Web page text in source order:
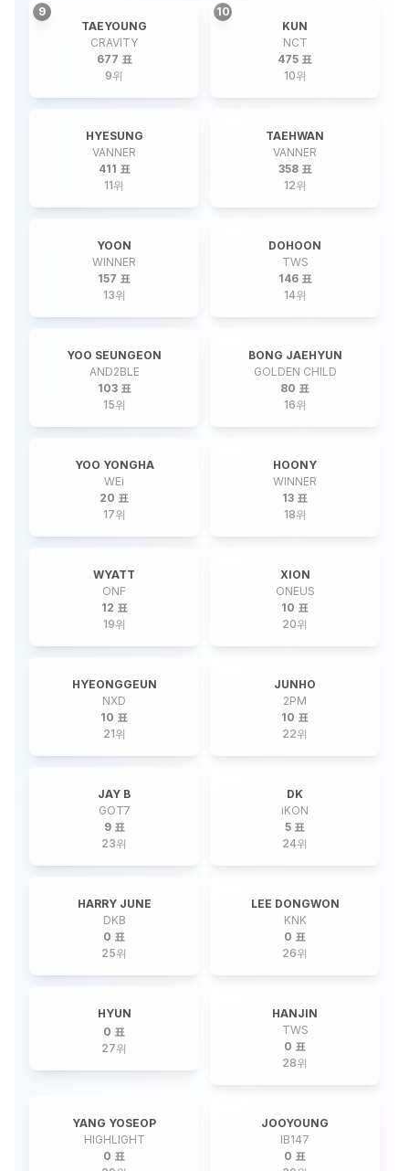
9
TAEYOUNG
CRAVITY
677 표
9위
10
KUN
NCT
475 표
10위
HYESUNG
VANNER
411 표
11위
TAEHWAN
VANNER
358 표
12위
YOON
WINNER
157 표
13위
DOHOON
TWS
146 표
14위
YOO SEUNGEON
AND2BLE
103 표
15위
BONG JAEHYUN
GOLDEN CHILD
80 표
16위
YOO YONGHA
WEi
20 표
17위
HOONY
WINNER
13 표
18위
WYATT
ONF
12 표
19위
XION
ONEUS
10 표
20위
HYEONGGEUN
NXD
10 표
21위
JUNHO
2PM
10 표
22위
JAY B
GOT7
9 표
23위
DK
iKON
5 표
24위
HARRY JUNE
DKB
0 표
25위
LEE DONGWON
KNK
0 표
26위
HYUN
0 표
27위
HANJIN
TWS
0 표
28위
YANG YOSEOP
HIGHLIGHT
0 표
JOOYOUNG
IB147
0 표